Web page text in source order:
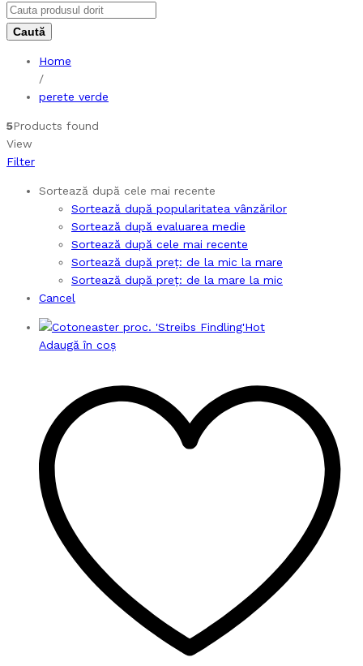
Home
/
perete verde
5Products found
View
Filter
Sortează după cele mai recente
Sortează după popularitatea vânzărilor
Sortează după evaluarea medie
Sortează după cele mai recente
Sortează după preț: de la mic la mare
Sortează după preț: de la mare la mic
Cancel
Hot
Adaugă în coș